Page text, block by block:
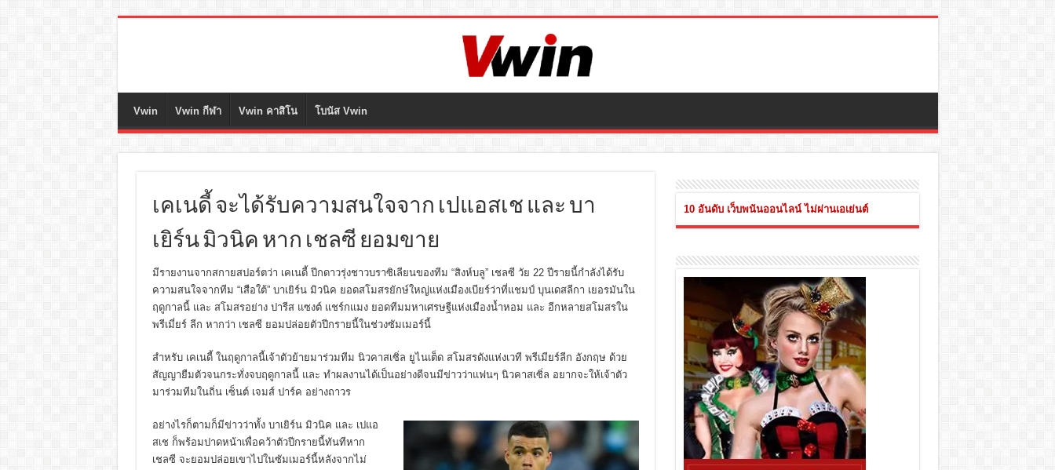
Vwin Vwin กีฬา Vwin คาสิโน โบนัส Vwin
เคเนดี้ จะได้รับความสนใจจาก เปแอสเช และ บา
เยิร์น มิวนิค หาก เชลซี ยอมขาย
มีรายงานจากสกายสปอร์ตว่า เคเนดี้ ปีกดาวรุ่งชาวบราซิเลียนของทีม “สิงห์บลู” เชลซี วัย 22 ปีรายนี้กำลังได้รับ
ความสนใจจากทีม “เสือใต้” บาเยิร์น มิวนิค ยอดสโมสรยักษ์ใหญ่แห่งเมืองเบียร์ว่าที่แชมป์ บุนเดสลีกา เยอรมันใน
ฤดูกาลนี้ และ สโมสรอย่าง ปารีส แซงต์ แชร์กแมง ยอดทีมมหาเศรษฐีแห่งเมืองน้ำหอม และ อีกหลายสโมสรใน
พรีเมี่ยร์ ลีก หากว่า เชลซี ยอมปล่อยตัวปีกรายนี้ในช่วงซัมเมอร์นี้
สำหรับ เคเนดี้ ในฤดูกาลนี้เจ้าตัวย้ายมาร่วมทีม นิวคาสเซิ่ล ยูไนเต็ด สโมสรดังแห่งเวที พรีเมียร์ลีก อังกฤษ ด้วย
สัญญายืมตัวจนกระทั่งจบฤดูกาลนี้ และ ทำผลงานได้เป็นอย่างดีจนมีข่าวว่าแฟนๆ นิวคาสเซิ่ล อยากจะให้เจ้าตัว
มาร่วมทีมในถิ่น เซ็นต์ เจมส์ ปาร์ค อย่างถาวร
อย่างไรก็ตามก็มีข่าวว่าทั้ง บาเยิร์น มิวนิค และ เปแอ
สเช ก็พร้อมปาดหน้าเพื่อคว้าตัวปีกรายนี้ทันทีหาก
เชลซี จะยอมปล่อยเขาไปในซัมเมอร์นี้หลังจากไม่
10 อันดับ เว็บพนันออนไลน์ ไม่ผ่านเอเย่นต์